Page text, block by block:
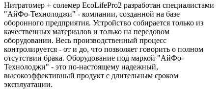
Нитратомер + солемер EcoLifePro2 разработан специалистами
"АйФо-Технолоджи" - компании, созданной на базе
оборонного предприятия. Устройство собирается только из
качественных материалов и только на передовом
оборудовании. Весь производственный процесс
контролируется - от и до, что позволяет говорить о полном
отсутствии брака. Оборудование под маркой "АйФо-
Технолоджи" - это по-настоящему надежный,
высокоэффективный продукт с длительным сроком
эксплуатации.